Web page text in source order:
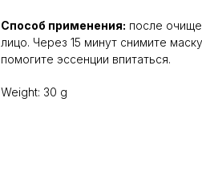
Способ применения: после
лицо. Через 15 минут снимите
помогите эссенции впитаться.
Weight: 30 g